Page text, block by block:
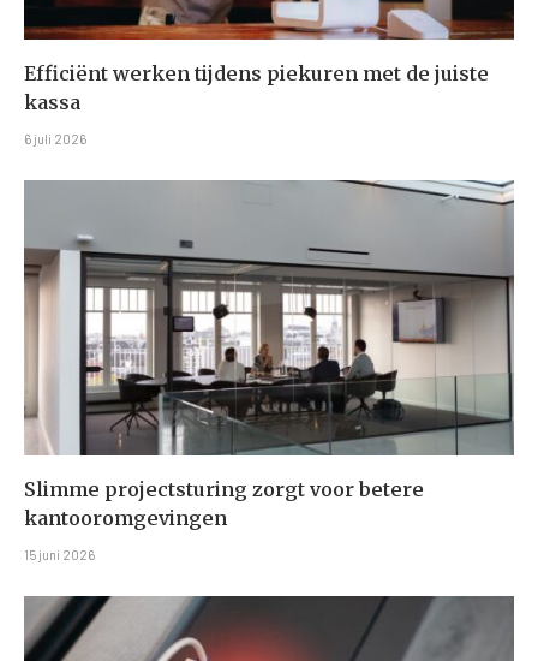
Efficiënt werken tijdens piekuren met de juiste
kassa
6 juli 2026
Slimme projectsturing zorgt voor betere
kantooromgevingen
15 juni 2026